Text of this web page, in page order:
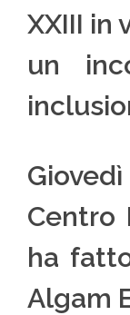
XXIII in
un
Centro
ha
Algam